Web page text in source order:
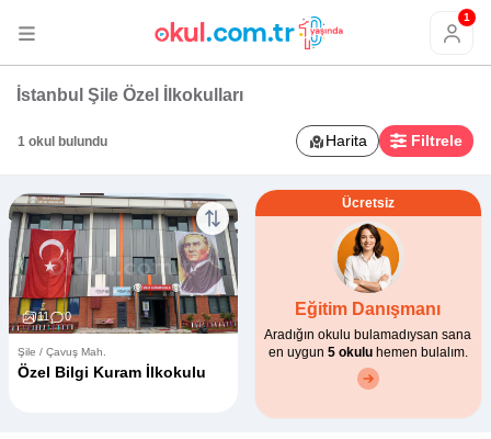
1
İstanbul Şile Özel İlkokulları
1 okul bulundu Harita Filtrele
11 0
Şile / Çavuş Mah.
Özel Bilgi Kuram İlkokulu
Ücretsiz
Eğitim Danışmanı
Aradığın okulu bulamadıysan sana
en uygun 5 okuluhemen bulalım.